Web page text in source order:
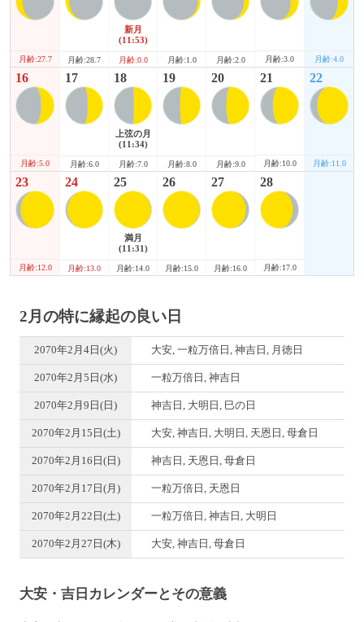
月齢:27.7 月齢:28.7
新月
(11:53)
月齢:0.0 月齢:1.0 月齢:2.0 月齢:3.0 月齢:4.0
16
月齢:5.0
17
月齢:6.0
18
上弦の月
(11:34)
月齢:7.0
19
月齢:8.0
20
月齢:9.0
21
月齢:10.0
22
月齢:11.0
23
月齢:12.0
24
月齢:13.0
25
満月
(11:31)
月齢:14.0
26
月齢:15.0
27
月齢:16.0
28
月齢:17.0
2月の特に縁起の良い日
2070年2月4日(火) 大安, 一粒万倍日, 神吉日, 月徳日
2070年2月5日(水) 一粒万倍日, 神吉日
2070年2月9日(日) 神吉日, 大明日, 巳の日
2070年2月15日(土) 大安, 神吉日, 大明日, 天恩日, 母倉日
2070年2月16日(日) 神吉日, 天恩日, 母倉日
2070年2月17日(月) 一粒万倍日, 天恩日
2070年2月22日(土) 一粒万倍日, 神吉日, 大明日
2070年2月27日(木) 大安, 神吉日, 母倉日
大安・吉日カレンダーとその意義